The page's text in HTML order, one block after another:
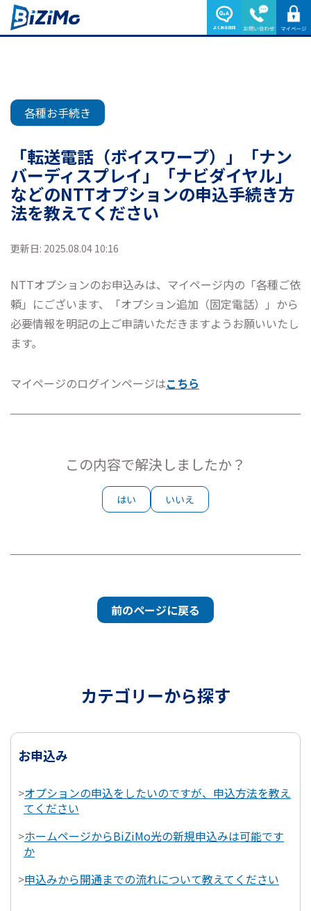
各種お手続き
「転送電話（ボイスワープ）」「ナン
バーディスプレイ」「ナビダイヤル」
などのNTTオプションの申込手続き方
法を教えてください
更新日: 2025.08.04 10:16
NTTオプションのお申込みは、マイページ内の「各種ご依
頼」にございます、「オプション追加（固定電話）」から
必要情報を明記の上ご申請いただきますようお願いいたし
ます。
マイページのログインページはこちら
この内容で解決しましたか？
はい いいえ
前のページに戻る
カテゴリーから探す
お申込み
>オプションの申込をしたいのですが、申込方法を教え
てください
>ホームページからBiZiMo光の新規申込みは可能です
か
>申込みから開通までの流れについて教えてください